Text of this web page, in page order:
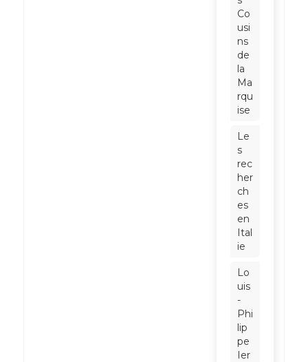
Co
usi
ns
de
la
Ma
rqu
ise
Le
s
rec
her
ch
es
en
Ital
ie
Lo
uis
-
Phi
lip
pe
Ier